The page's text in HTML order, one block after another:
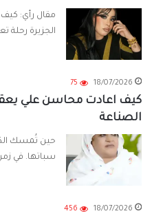
مقال رأي:
الجزيرة رحلة
18/07/2026
75
كيف اعادت محاسن علي
الصناعة
حين تُمسك
سباتها. في
18/07/2026
456